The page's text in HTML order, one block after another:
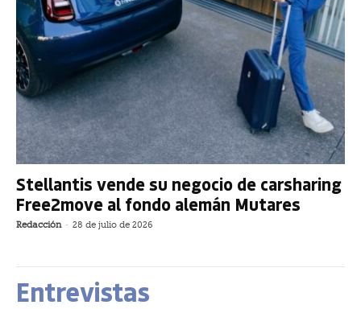
Stellantis vende su negocio de carsharing
Free2move al fondo alemán Mutares
Redacción - 28 de julio de 2026
Entrevistas